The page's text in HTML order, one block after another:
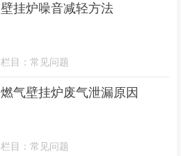
壁挂炉噪音减轻方法
栏目：常见问题
燃气壁挂炉废气泄漏原因
栏目：常见问题